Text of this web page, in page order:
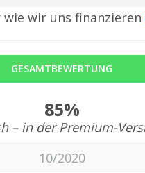
wir uns finanzieren
GESAMTBEWERTUNG
85%
– in der Premium-
10/2020